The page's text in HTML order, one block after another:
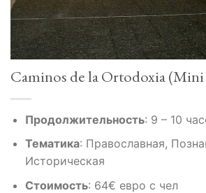
Caminos de la Ortodoxia
Продолжительность: 9 – 10
Тематика: Православная,
Историческая
Стоимость: 64€ евро с чел